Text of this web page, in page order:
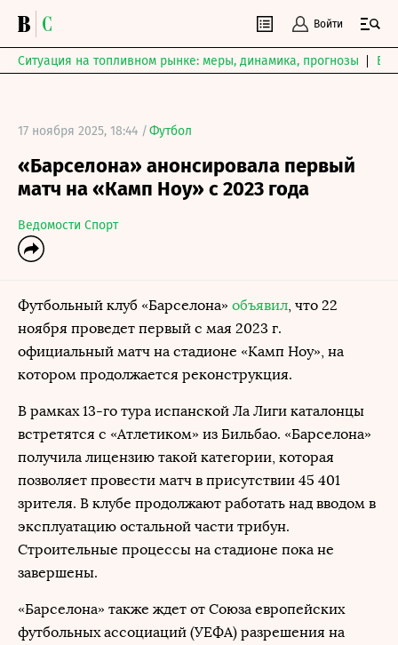
Войти
Ситуация на топливном рынке: меры, динамика, прогнозы
17 ноября 2025, 18:44 /Футбол
«Барселона» анонсировала первый
матч на «Камп Ноу» с 2023 года
Ведомости Спорт
Футбольный клуб «Барселона» объявил, что 22
ноября проведет первый с мая 2023 г.
официальный матч на стадионе «Камп Ноу», на
котором продолжается реконструкция.
В рамках 13-го тура испанской Ла Лиги каталонцы
встретятся с «Атлетиком» из Бильбао. «Барселона»
получила лицензию такой категории, которая
позволяет провести матч в присутствии 45 401
зрителя. В клубе продолжают работать над вводом в
эксплуатацию остальной части трибун.
Строительные процессы на стадионе пока не
завершены.
«Барселона» также ждет от Союза европейских
футбольных ассоциаций (УЕФА) разрешения на